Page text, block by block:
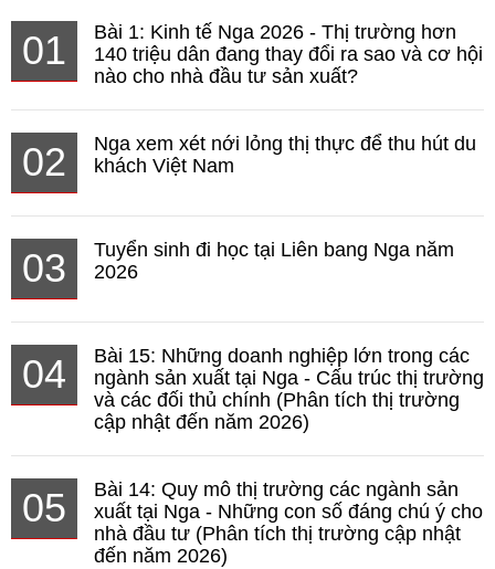
01
Bài 1: Kinh tế Nga 2026 - Thị trường hơn
140 triệu dân đang thay đổi ra sao và cơ hội
nào cho nhà đầu tư sản xuất?
02
Nga xem xét nới lỏng thị thực để thu hút du
khách Việt Nam
03
Tuyển sinh đi học tại Liên bang Nga năm
2026
04
Bài 15: Những doanh nghiệp lớn trong các
ngành sản xuất tại Nga - Cấu trúc thị trường
và các đối thủ chính (Phân tích thị trường
cập nhật đến năm 2026)
05
Bài 14: Quy mô thị trường các ngành sản
xuất tại Nga - Những con số đáng chú ý cho
nhà đầu tư (Phân tích thị trường cập nhật
đến năm 2026)